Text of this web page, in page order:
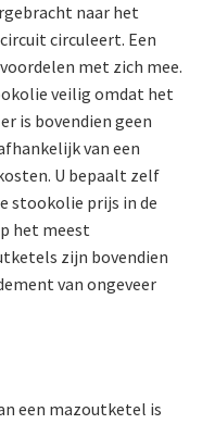
naar het
circuleert. Een
met zich mee.
veilig omdat het
is bovendien geen
van een
U bepaalt zelf
stookolie prijs in de
het meest
zijn bovendien
van ongeveer
een mazoutketel is